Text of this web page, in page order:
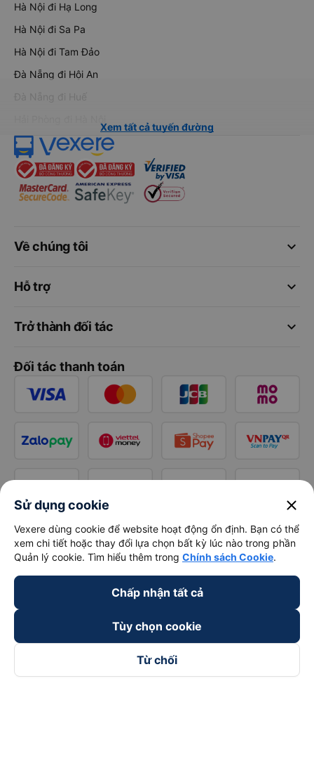
Hà Nội đi Hạ Long
Hà Nội đi Sa Pa
Hà Nội đi Tam Đảo
Đà Nẵng đi Hội An
Đà Nẵng đi Huế
Xem tất cả tuyến đường
keyboard_arrow_down
Về chúng tôi
keyboard_arrow_down
Hỗ trợ
keyboard_arrow_down
Trở thành đối tác
Đối tác thanh toán
Sử dụng cookie close
Vexere dùng cookie để website hoạt động ổn định. Bạn có thể
xem chi tiết hoặc thay đổi lựa chọn bất kỳ lúc nào trong phần
Quản lý cookie. Tìm hiểu thêm trong Chính sách Cookie.
Chấp nhận tất cả
Tùy chọn cookie
Từ chối